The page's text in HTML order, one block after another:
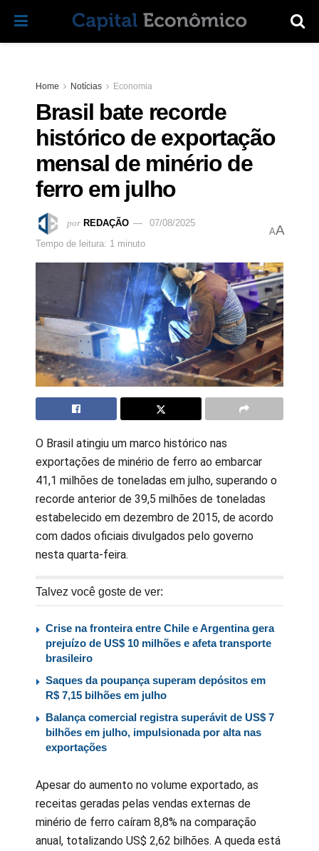
Home Notícias Economia
Brasil bate recorde
histórico de exportação
mensal de minério de
ferro em julho
por REDAÇÃO
07/08/2025
Tempo de leitura: 1 minuto
AA
O Brasil atingiu um marco histórico nas
exportações de minério de ferro ao embarcar
41,1 milhões de toneladas em julho, superando o
recorde anterior de 39,5 milhões de toneladas
estabelecido em dezembro de 2015, de acordo
com dados oficiais divulgados pelo governo
nesta quarta-feira.
Talvez você goste de ver:
Crise na fronteira entre Chile e Argentina gera
prejuízo de US$ 10 milhões e afeta transporte
brasileiro
Saques da poupança superam depósitos em
R$ 7,15 bilhões em julho
Balança comercial registra superávit de US$ 7
bilhões em julho, impulsionada por alta nas
exportações
Apesar do aumento no volume exportado, as
receitas geradas pelas vendas externas de
minério de ferro caíram 8,8% na comparação
anual, totalizando US$ 2,62 bilhões. A queda está